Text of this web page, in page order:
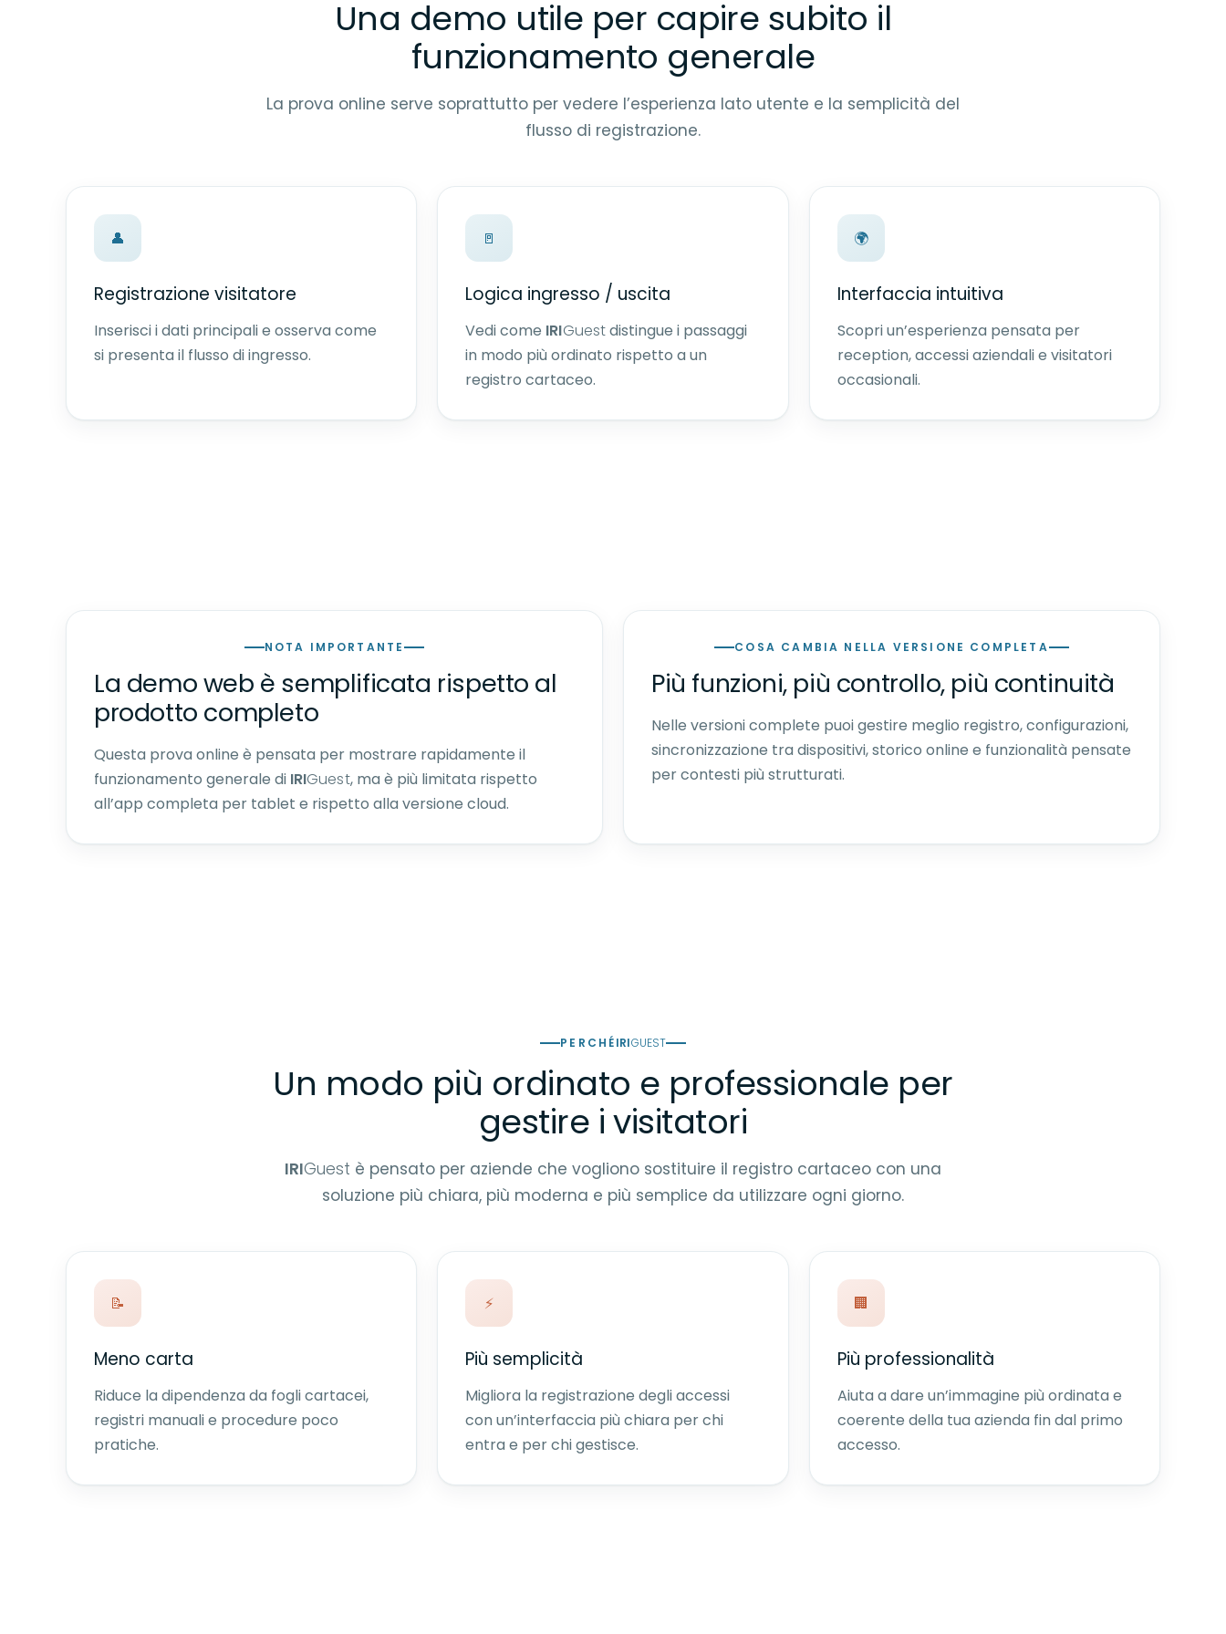
Una demo utile per capire subito il
funzionamento generale
La prova online serve soprattutto per vedere l’esperienza lato utente e la semplicità del
flusso di registrazione.
👤
Registrazione visitatore
Inserisci i dati principali e osserva come
si presenta il flusso di ingresso.
🚪
Logica ingresso / uscita
Vedi come IRIGuestdistingue i passaggi
in modo più ordinato rispetto a un
registro cartaceo.
🌍
Interfaccia intuitiva
Scopri un’esperienza pensata per
reception, accessi aziendali e visitatori
occasionali.
NOTA IMPORTANTE
La demo web è semplificata rispetto al
prodotto completo
Questa prova online è pensata per mostrare rapidamente il
funzionamento generale di IRIGuest, ma è più limitata rispetto
all’app completa per tablet e rispetto alla versione cloud.
COSA CAMBIA NELLA VERSIONE COMPLETA
Più funzioni, più controllo, più continuità
Nelle versioni complete puoi gestire meglio registro, configurazioni,
sincronizzazione tra dispositivi, storico online e funzionalità pensate
per contesti più strutturati.
PERCHÉIRIGUEST
Un modo più ordinato e professionale per
gestire i visitatori
IRIGuest è pensato per aziende che vogliono sostituire il registro cartaceo con una
soluzione più chiara, più moderna e più semplice da utilizzare ogni giorno.
📝
Meno carta
Riduce la dipendenza da fogli cartacei,
registri manuali e procedure poco
pratiche.
⚡
Più semplicità
Migliora la registrazione degli accessi
con un’interfaccia più chiara per chi
entra e per chi gestisce.
🏢
Più professionalità
Aiuta a dare un’immagine più ordinata e
coerente della tua azienda fin dal primo
accesso.